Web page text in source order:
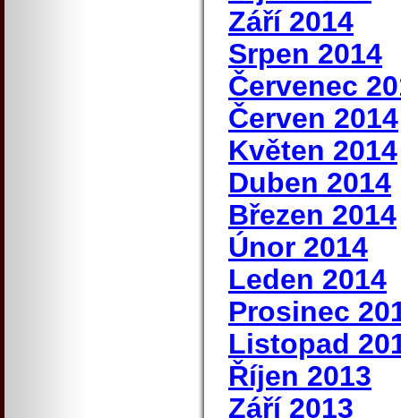
Září 2014
Srpen 2014
Červenec
Červen 2014
Květen 2014
Duben 2014
Březen 2014
Únor 2014
Leden 2014
Prosinec
Listopad
Říjen 2013
Září 2013